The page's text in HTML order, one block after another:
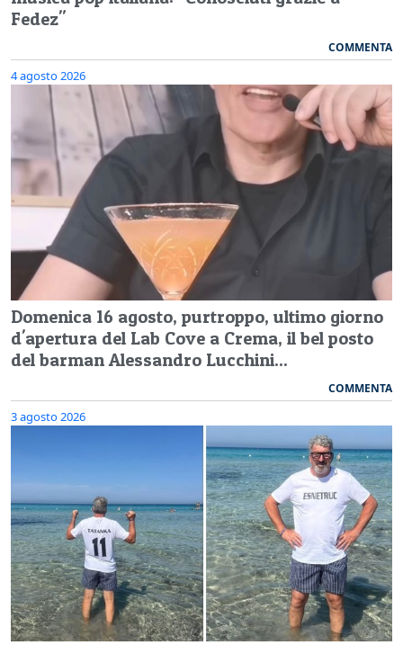
Fedez"
COMMENTA
4 agosto 2026
Domenica 16 agosto, purtroppo, ultimo giorno
d'apertura del Lab Cove a Crema, il bel posto
del barman Alessandro Lucchini...
COMMENTA
3 agosto 2026